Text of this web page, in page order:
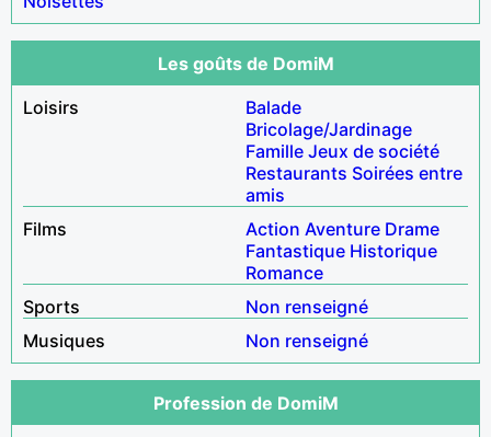
Les goûts de DomiM
Loisirs
Balade
Bricolage/Jardinage
Famille Jeux de société
Restaurants Soirées entre
amis
Films
Action Aventure Drame
Fantastique Historique
Romance
Sports
Non renseigné
Musiques
Non renseigné
Profession de DomiM